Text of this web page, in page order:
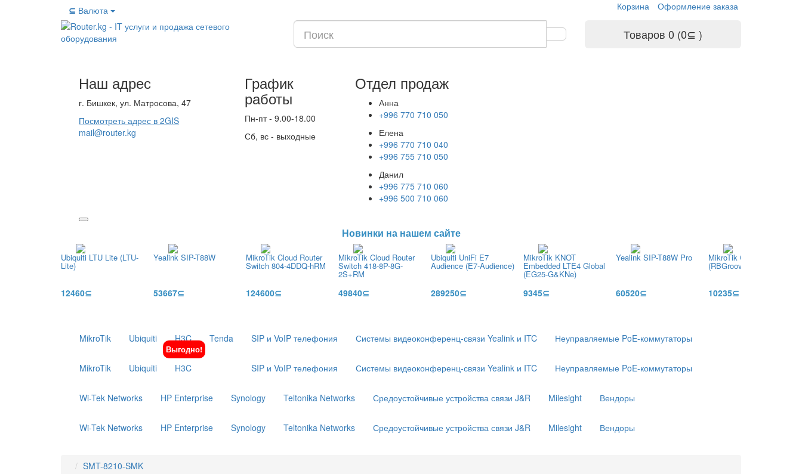
⊆ Валюта Корзина Оформление заказа
Товаров 0 (0⊆ )
Наш адрес
г. Бишкек, ул. Матросова, 47
Посмотреть адрес в 2GIS
mail@router.kg
График
работы
Пн-пт - 9.00-18.00
Сб, вс - выходные
Отдел продаж
Анна
+996 770 710 050
Елена
+996 770 710 040
+996 755 710 050
Данил
+996 775 710 060
+996 500 710 060
Новинки на нашем сайте
Ubiquiti LTU Lite (LTU-
Lite)
12460⊆
Yealink SIP-T88W
53667⊆
MikroTik Cloud Router
Switch 804-4DDQ-hRM
124600⊆
MikroTik Cloud Router
Switch 418-8P-8G-
2S+RM
49840⊆
Ubiquiti UniFi E7
Audience (E7-Audience)
289250⊆
MikroTik KNOT
Embedded LTE4 Global
(EG25-G&KNe)
9345⊆
Yealink SIP-T88W Pro
60520⊆
MikroTik GrooveA 52 ac
(RBGrooveGA-52HPacn)
10235⊆
MikroTik
MikroTik
Ubiquiti
Ubiquiti
H3C
Выгодно!
H3C
Tenda SIP и VoIP телефония
SIP и VoIP телефония
Системы видеоконференц-связи Yealink и ITC
Системы видеоконференц-связи Yealink и ITC
Неуправляемые PoE-коммутаторы
Неуправляемые PoE-коммутаторы
Wi-Tek Networks
Wi-Tek Networks
HP Enterprise
HP Enterprise
Synology
Synology
Teltonika Networks
Teltonika Networks
Средоустойчивые устройства связи J&R
Средоустойчивые устройства связи J&R
Milesight
Milesight
Вендоры
Вендоры
SMT-8210-SMK